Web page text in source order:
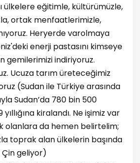
ülkelere eğitimle, kültürümüzle,
ortak menfaatlerimizle,
Heryerde varolmaya
enerji pastasını kimseye
gemilerimizi indiriyoruz.
Ucuza tarım üreteceğimiz
(Sudan ile Türkiye arasında
Sudan’da 780 bin 500
kiralandı. Ne işimiz var
olanlara da hemen belirtelim;
toprak alan ülkelerin başında
Çin geliyor)